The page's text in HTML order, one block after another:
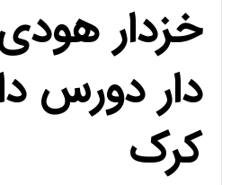
خزدار
دار دورس
کرک